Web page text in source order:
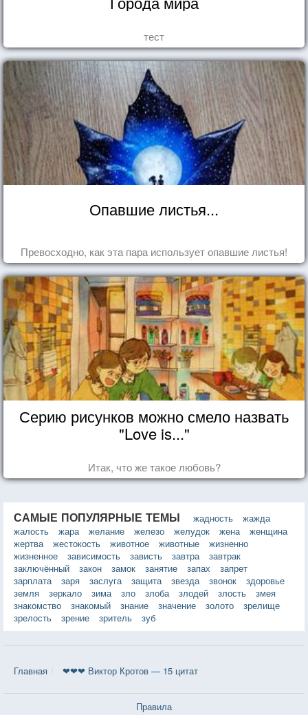
тест
Опавшие листья...
Превосходно, как эта пара использует опавшие листья!
Серию рисунков можно смело назвать
"Love is..."
Итак, что же такое любовь?
САМЫЕ ПОПУЛЯРНЫЕ ТЕМЫ жадность
жажда
жалость
жара желание железо желудок жена
женщина
жертва
жестокость животное животные
жизненно
жизненное
зависимость зависть завтра
завтрак
заключённый
закон замок занятие запах
запрет
зарплата
заря заслуга защита звезда звонок
здоровье
земля
зеркало зима зло злоба злодей злость
змея
знакомство
знакомый знание значение золото
зрелище
зрелость
зрение зритель зуб
Главная ❤❤❤ Виктор Кротов — 15 цитат
Правила